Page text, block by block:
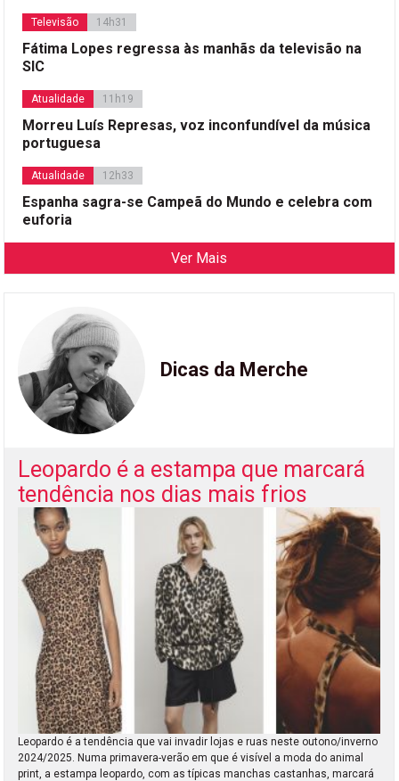
Televisão 14h31
Fátima Lopes regressa às manhãs da televisão na
SIC
Atualidade 11h19
Morreu Luís Represas, voz inconfundível da música
portuguesa
Atualidade 12h33
Espanha sagra-se Campeã do Mundo e celebra com
euforia
Ver Mais
Dicas da Merche
Leopardo é a estampa que marcará
tendência nos dias mais frios
Leopardo é a tendência que vai invadir lojas e ruas neste outono/inverno
2024/2025. Numa primavera-verão em que é visível a moda do animal
print, a estampa leopardo, com as típicas manchas castanhas, marcará